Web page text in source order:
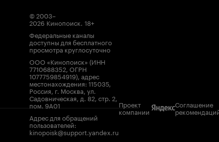
© 2003–
2026 Кинопоиск. 18+
Федеральные каналы
доступны для бесплатного
просмотра круглосуточно
ООО «Кинопоиск» (ИНН
7710688352, ОГРН
1077759854919), адрес
местонахождения: 115035,
Россия, г. Москва, ул.
Садовническая, д. 82, стр. 2,
пом. 9А01
Адрес для обращений
пользователей:
kinopoisk@support.yandex.ru
Проект
компании
Соглашение